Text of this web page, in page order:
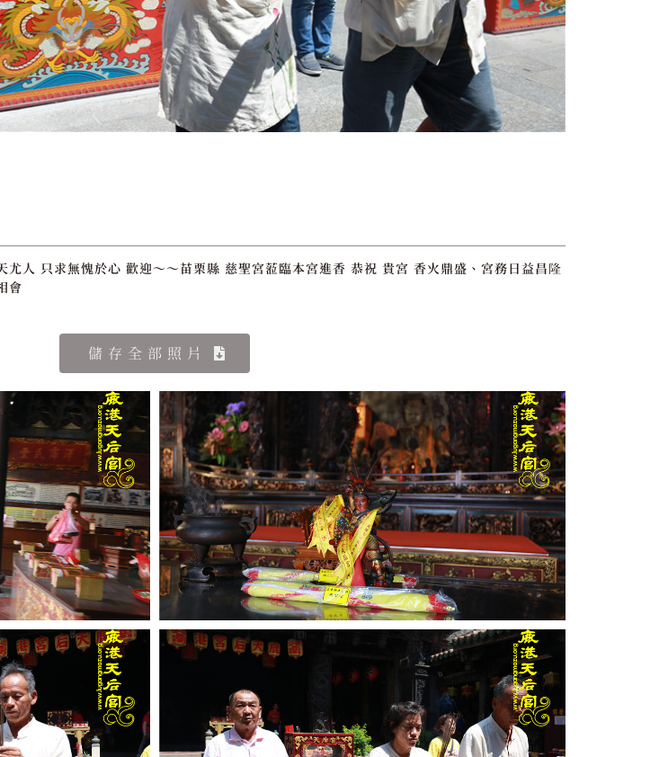
尤人 只求無愧於心 歡迎～～苗栗縣 慈聖宮蒞臨本宮進香 恭祝 貴宮 香火鼎盛、宮務日益昌隆
會
儲存全部照片